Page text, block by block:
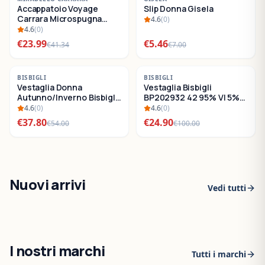
SALDI
Accappatoio Voyage
Carrara Microspugna
Cotone
4.6(0)
€23.99€41.34
SALDI
Slip Donna Gisela
4.6(0)
€5.46€7.00
-30 %
SALDI
BISBIGLI
Vestaglia Donna
Autunno/Inverno Bisbigli
BO288632
4.6(0)
€37.80€54.00
-75 %
SALDI
BISBIGLI
Vestaglia Bisbigli
BP202932 42 95% VI 5%
EA4.6(0)
€24.90€100.00
Nuovi arrivi Vedi tutti
I nostri marchi Tutti i marchi